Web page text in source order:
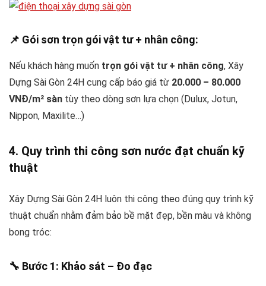
📌 Gói sơn trọn gói vật tư + nhân công:
Nếu khách hàng muốn trọn gói vật tư + nhân công, Xây
Dựng Sài Gòn 24H cung cấp báo giá từ 20.000 – 80.000
VNĐ/m² sàn tùy theo dòng sơn lựa chọn (Dulux, Jotun,
Nippon, Maxilite…)
4. Quy trình thi công sơn nước đạt chuẩn kỹ
thuật
Xây Dựng Sài Gòn 24H luôn thi công theo đúng quy trình kỹ
thuật chuẩn nhằm đảm bảo bề mặt đẹp, bền màu và không
bong tróc:
🔧 Bước 1: Khảo sát – Đo đạc